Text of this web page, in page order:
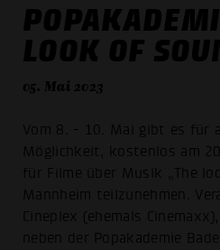
LOOK OF
05. Mai 2023
Vom 8. - 10. Mai gibt es für
Möglichkeit, kostenlos am
für Filme über Musik „The
Mannheim teilzunehmen.
Cineplex (ehemals
neben der Popakademie